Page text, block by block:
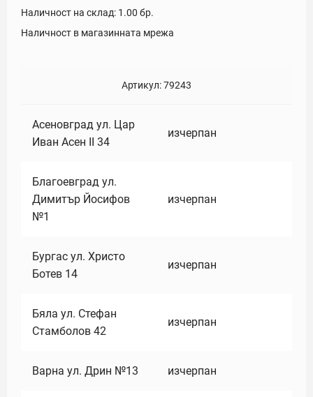
Наличност на склад: 1.00 бр.
Наличност в магазинната мрежа
Артикул:79243
Асеновград ул. Цар
Иван Асен II 34
изчерпан
Благоевград ул.
Димитър Йосифов
№1
изчерпан
Бургас ул. Христо
Ботев 14
изчерпан
Бяла ул. Стефан
Стамболов 42
изчерпан
Варна ул. Дрин №13 изчерпан